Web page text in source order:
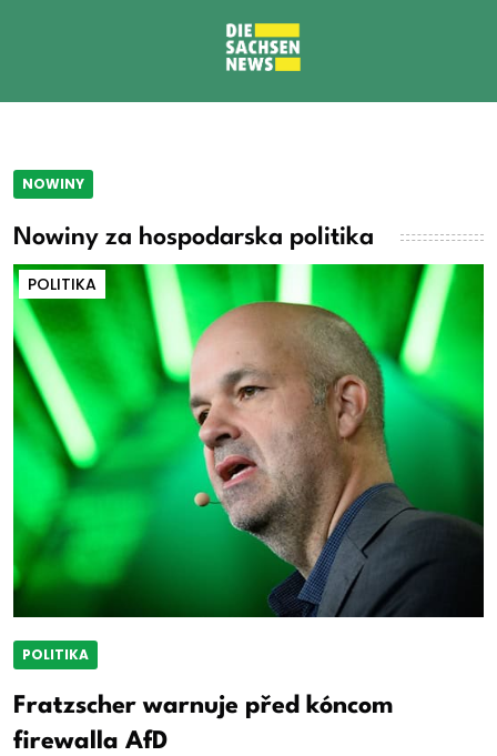
NOWINY
Nowiny za hospodarska politika
POLITIKA
POLITIKA
Fratzscher warnuje před kóncom
firewalla AfD